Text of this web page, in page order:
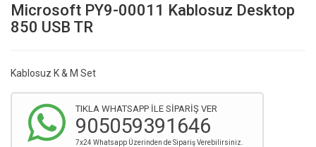
Microsoft PY9-00011 Kablosuz Desktop
850 USB TR
Kablosuz K & M Set
TIKLA WHATSAPP İLE SİPARİŞ VER
905059391646
7x24 Whatsapp Üzerinden de Sipariş Verebilirsiniz.